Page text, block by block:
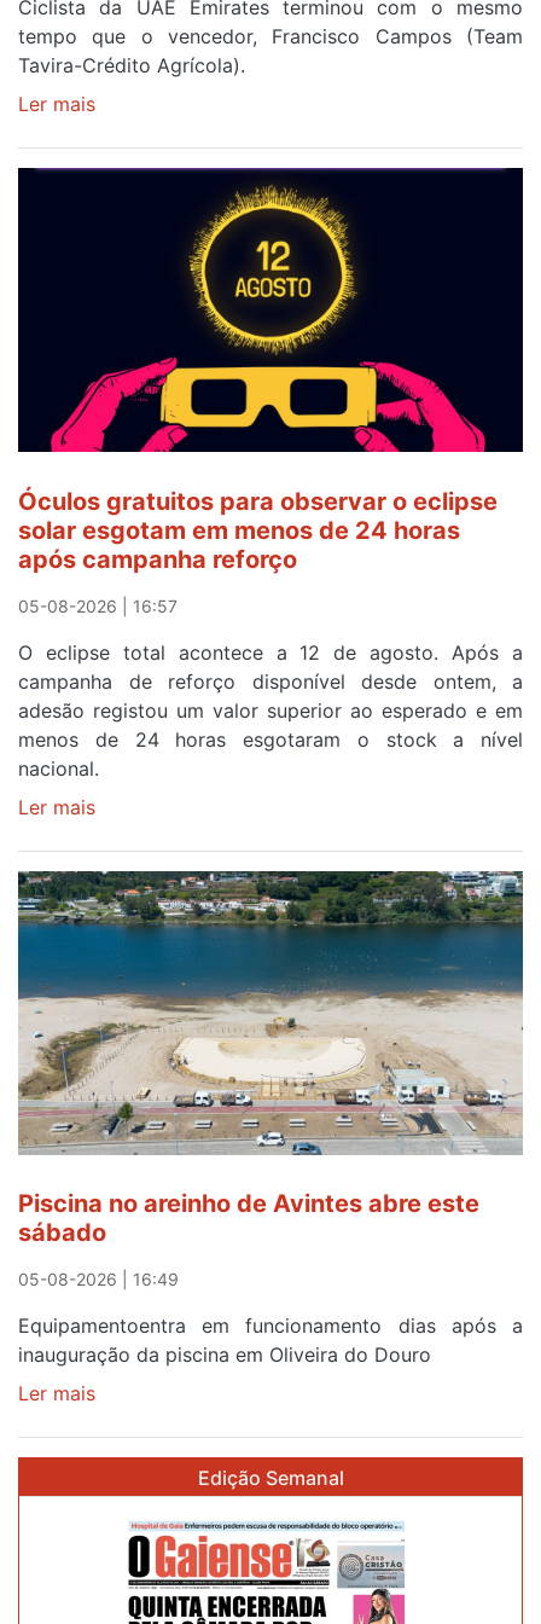
Ciclista da UAE Emirates terminou com o mesmo
tempo que o vencedor, Francisco Campos (Team
Tavira-Crédito Agrícola).
Ler mais
ser
o
quarto
a
a
meta
em
Sintra
primeira
etapa
da
87ª
Volta
Óculos gratuitos para observar o eclipse
solar esgotam em menos de 24 horas
após campanha reforço
05-08-2026 | 16:57
O eclipse total acontece a 12 de agosto. Após a
campanha de reforço disponível desde ontem, a
adesão registou um valor superior ao esperado e em
menos de 24 horas esgotaram o stock a nível
nacional.
Ler mais
para
observar
eclipse
solar
esgotam
em
menos
de
24
após
campanha
reforço
Piscina no areinho de Avintes abre este
sábado
05-08-2026 | 16:49
Equipamentoentra em funcionamento dias após a
inauguração da piscina em Oliveira do Douro
Ler mais
no
Avintes
abre
este
Edição Semanal